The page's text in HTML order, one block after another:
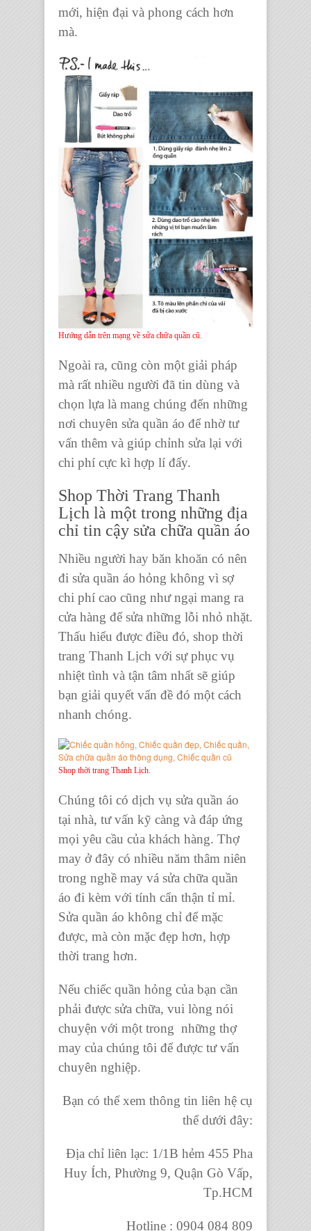
mới, hiện đại và phong cách hơn
mà.
Hướng dẫn trên mạng về sửa chữa quần cũ.
Ngoài ra, cũng còn một giải pháp
mà rất nhiều người đã tin dùng và
chọn lựa là mang chúng đến những
nơi chuyên sửa quần áo để nhờ tư
vấn thêm và giúp chỉnh sửa lại với
chi phí cực kì hợp lí đấy.
Shop Thời Trang Thanh
Lịch là một trong những địa
chỉ tin cậy sửa chữa quần áo
Nhiều người hay băn khoăn có nên
đi sửa quần áo hỏng không vì sợ
chi phí cao cũng như ngại mang ra
cửa hàng để sửa những lỗi nhỏ nhặt.
Thấu hiểu được điều đó, shop thời
trang Thanh Lịch với sự phục vụ
nhiệt tình và tận tâm nhất sẽ giúp
bạn giải quyết vấn đề đó một cách
nhanh chóng.
Shop thời trang Thanh Lịch.
Chúng tôi có dịch vụ sửa quần áo
tại nhà, tư vấn kỹ càng và đáp ứng
mọi yêu cầu của khách hàng. Thợ
may ở đây có nhiều năm thâm niên
trong nghề may vá sửa chữa quần
áo đi kèm với tính cẩn thận tỉ mỉ.
Sửa quần áo không chỉ để mặc
được, mà còn mặc đẹp hơn, hợp
thời trang hơn.
Nếu chiếc quần hỏng của bạn cần
phải được sửa chữa, vui lòng nói
chuyện với một trong những thợ
may của chúng tôi để được tư vấn
chuyên nghiệp.
Bạn có thể xem thông tin liên hệ cụ
thể dưới đây:
Địa chỉ liên lạc: 1/1B hẻm 455 Pha
Huy Ích, Phường 9, Quận Gò Vấp,
Tp.HCM
Hotline : 0904 084 809